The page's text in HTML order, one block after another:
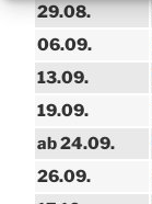
29.08.
06.09.
13.09.
19.09.
ab 24.09.
26.09.